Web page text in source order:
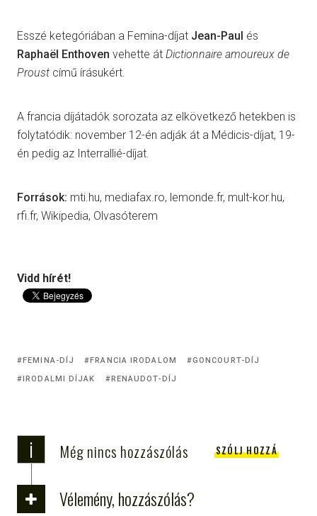
Esszé ketegóriában a Femina-díjat Jean-Paul és
Raphaël Enthoven vehette át Dictionnaire amoureux de
Proust című írásukért.
A francia díjátadók sorozata az elkövetkező hetekben is
folytatódik: november 12-én adják át a Médicis-díjat, 19-
én pedig az Interrallié-díjat.
Források: mti.hu, mediafax.ro, lemonde.fr, mult-kor.hu,
rfi.fr, Wikipedia, Olvasóterem
Vidd hírét!
FEMINA-DÍJ FRANCIA IRODALOM
GONCOURT-DÍJ
IRODALMI DÍJAK
RENAUDOT-DÍJ
i Még nincs hozzászólás SZÓLJ HOZZÁ
Vélemény, hozzászólás?